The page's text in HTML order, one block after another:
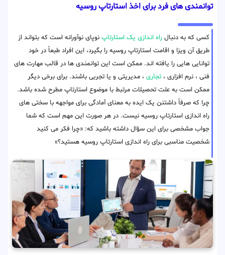
توانمندی های فرد برای اخذ استارتاپ روسیه
کسی که به دنبال راه اندازی یک استارتاپ نوپای نوآورانه است که بتواند از
طریق آن ویزا و اقامت استارتاپ روسیه را بگیرد، این افراد طبعاً در خود
توانایی هایی را یافته اند. ممکن است این توانمندی ها در قالب مهارت های
فنی ، نرم افزاری ، تجاری ، مدیریتی و یا تجربی باشند. برای برخی دیگر
ممکن است به علت تحصیلات مرتبط با موضوع استارتاپ مطرح شده باشد.
چرا که صرفاً داشتنن یک ایده به معنای آمادگی برای مواجهه با سختی های
راه اندازی استارتاپ روسیه نیست. در هر صورت این مهم است که شما
جواب مشخصی برای این سؤال داشته باشید که: «چرا فکر می کنید
شخصیت مناسبی برای راه اندازی استارتاپ روسیه هستید؟»